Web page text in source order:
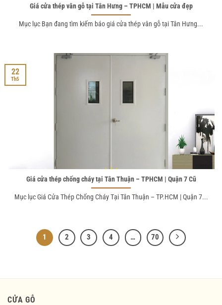
Giá cửa thép vân gỗ tại Tân Hưng – TPHCM | Mẫu cửa đẹp
Mục lục Bạn đang tìm kiếm báo giá cửa thép vân gỗ tại Tân Hưng...
Giá cửa thép chống cháy tại Tân Thuận – TPHCM | Quận 7 Cũ
Mục lục Giá Cửa Thép Chống Cháy Tại Tân Thuận – TP.HCM | Quận 7...
22
Th5
1 2 3 4 … 70
CỬA GỖ